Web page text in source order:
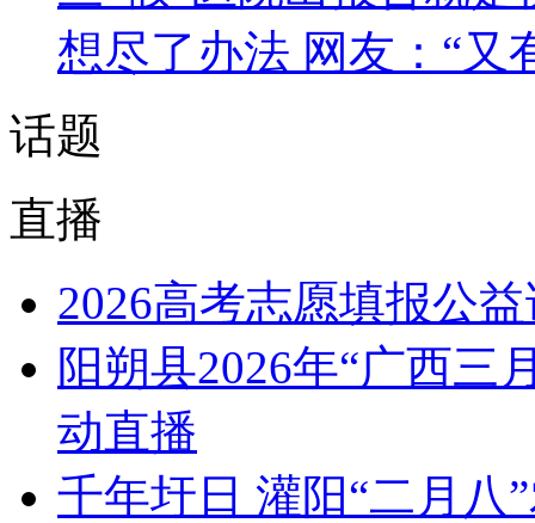
想尽了办法 网友：“又
话题
直播
2026高考志愿填报公
阳朔县2026年“广西三
动直播
千年圩日 灌阳“二月八